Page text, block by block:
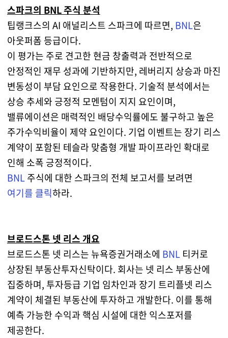
스파크의 BNL 주식 분석
팁랭크스의 AI 애널리스트 스파크에 따르면, BNL은
아웃퍼폼 등급이다.
이 평가는 주로 견고한 현금 창출력과 전반적으로
안정적인 재무 성과에 기반하지만, 레버리지 상승과 마진
변동성이 부담 요인으로 작용한다. 기술적 분석에서는
상승 추세와 긍정적 모멘텀이 지지 요인이며,
밸류에이션은 매력적인 배당수익률에도 불구하고 높은
주가수익비율이 제약 요인이다. 기업 이벤트는 장기 리스
계약이 포함된 테슬라 맞춤형 개발 파이프라인 확대로
인해 소폭 긍정적이다.
BNL주식에 대한 스파크의 전체 보고서를 보려면
여기를 클릭하라.
브로드스톤 넷 리스 개요
브로드스톤 넷 리스는 뉴욕증권거래소에 BNL티커로
상장된 부동산투자신탁이다. 회사는 넷 리스 부동산에
집중하며, 투자등급 기업 임차인과 장기 트리플넷 리스
계약이 체결된 부동산에 투자하고 개발한다. 이를 통해
예측 가능한 수익과 핵심 시설에 대한 익스포저를
제공한다.